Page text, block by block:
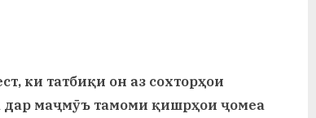
ки татбиқи он аз сохторҳои
дар маҷмӯъ тамоми қишрҳои ҷомеа